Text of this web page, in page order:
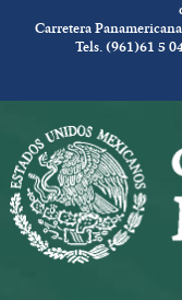
Carretera
Tels. (961)61 5